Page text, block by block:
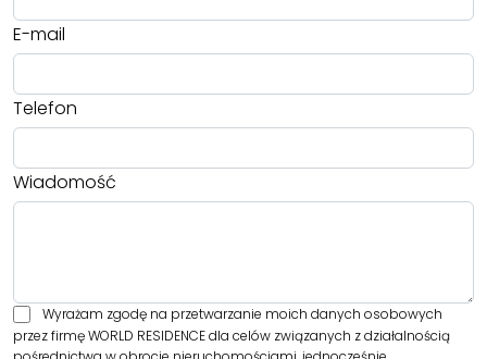
E-mail
Telefon
Wiadomość
Wyrażam zgodę na przetwarzanie moich danych osobowych
przez firmę WORLD RESIDENCE dla celów związanych z działalnością